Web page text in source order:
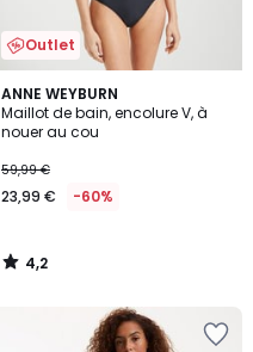
Outlet
ANNE WEYBURN
Maillot de bain, encolure V, à
nouer au cou
59,99 €
23,99 € -60%
4,2
/ 5
4,2
/